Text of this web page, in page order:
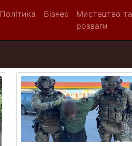
Політика Бізнес
Мистецтво та
розваги